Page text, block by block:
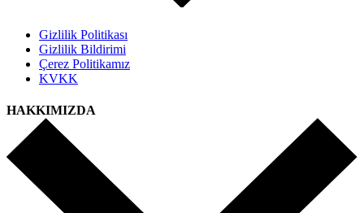
Gizlilik Politikası
Gizlilik Bildirimi
Çerez Politikamız
KVKK
HAKKIMIZDA